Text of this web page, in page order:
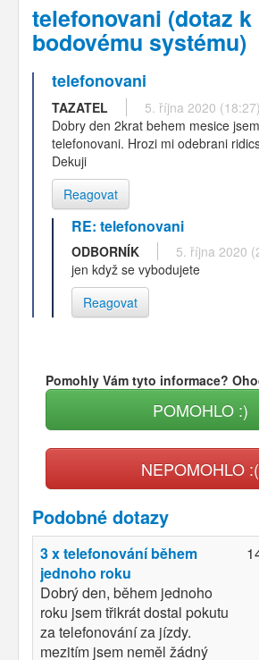
telefonovani (dotaz k
bodovému systému)
telefonovani
TAZATEL
5. října 2020 (18:27)
Dobry den 2krat behem mesice
telefonovani. Hrozi mi odebrani
Dekuji
Reagovat
RE: telefonovani
ODBORNÍK
5. října 2020
jen když se vybodujete
Reagovat
Pomohly Vám tyto informace?
POMOHLO :)
NEPOMOHLO :(
Podobné dotazy
3 x telefonování během
jednoho roku
Dobrý den, během jednoho
roku jsem třikrát dostal pokutu
za telefonování za jízdy.
mezitím jsem neměl žádný